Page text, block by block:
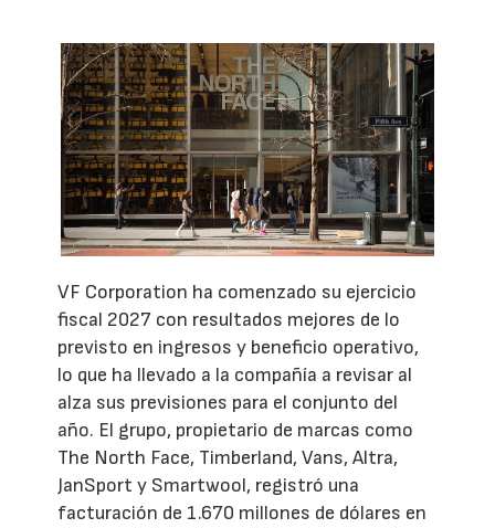
VF Corporation ha comenzado su ejercicio
fiscal 2027 con resultados mejores de lo
previsto en ingresos y beneficio operativo,
lo que ha llevado a la compañía a revisar al
alza sus previsiones para el conjunto del
año. El grupo, propietario de marcas como
The North Face, Timberland, Vans, Altra,
JanSport y Smartwool, registró una
facturación de 1.670 millones de dólares en